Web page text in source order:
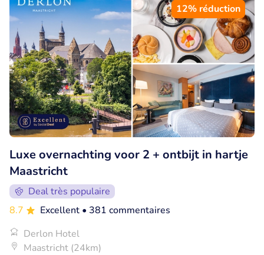
12% réduction
Luxe overnachting voor 2 + ontbijt in hartje
Maastricht
Deal très populaire
8.7
Excellent • 381 commentaires
Derlon Hotel
Maastricht (24km)